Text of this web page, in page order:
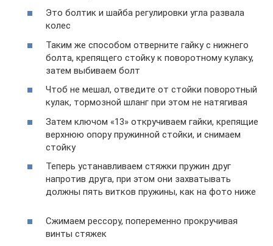
Это болтик и шайба регулировки угла развала
колес
Таким же способом отверните гайку с нижнего
болта, крепящего стойку к поворотному кулаку,
затем выбиваем болт
Чтоб не мешал, отведите от стойки поворотный
кулак, тормозной шланг при этом не натягивая
Затем ключом «13» откручиваем гайки, крепящие
верхнюю опору пружинной стойки, и снимаем
стойку
Теперь устанавливаем стяжки пружин друг
напротив друга, при этом они захватывать
должны пять витков пружины, как на фото ниже
Сжимаем рессору, попеременно прокручивая
винты стяжек